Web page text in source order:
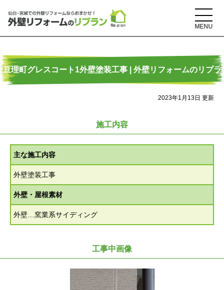
亘理町グレスコート1外壁塗装工事 | 外壁リフォームのリプラ
2023年1月13日 更新
施工内容
主な施工内容
外壁塗装工事
外壁・屋根素材
外壁…窯業系サイディング
工事中画像